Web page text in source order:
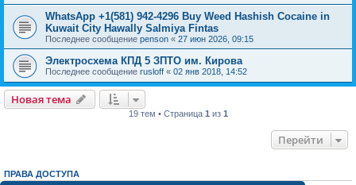
WhatsApp +1(581) 942-4296 Buy Weed Hashish Cocaine in
Kuwait City Hawally Salmiya Fintas
Последнее сообщение penson « 27 июн 2026, 09:15
Электросхема КПД 5 ЗПТО им. Кирова
Последнее сообщение rusloff « 02 янв 2018, 14:52
Новая тема
19 тем • Страница 1 из 1
Перейти
ПРАВА ДОСТУПА